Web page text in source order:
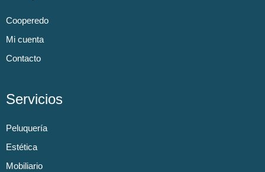
Cooperedo
Mi cuenta
Contacto
Servicios
Peluquería
Estética
Mobiliario